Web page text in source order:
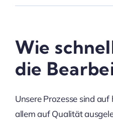
Wie
die
Unsere Prozesse sind
allem auf Qualität